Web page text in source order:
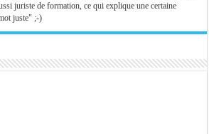
juriste de formation, ce qui explique une certaine
juste" ;-)